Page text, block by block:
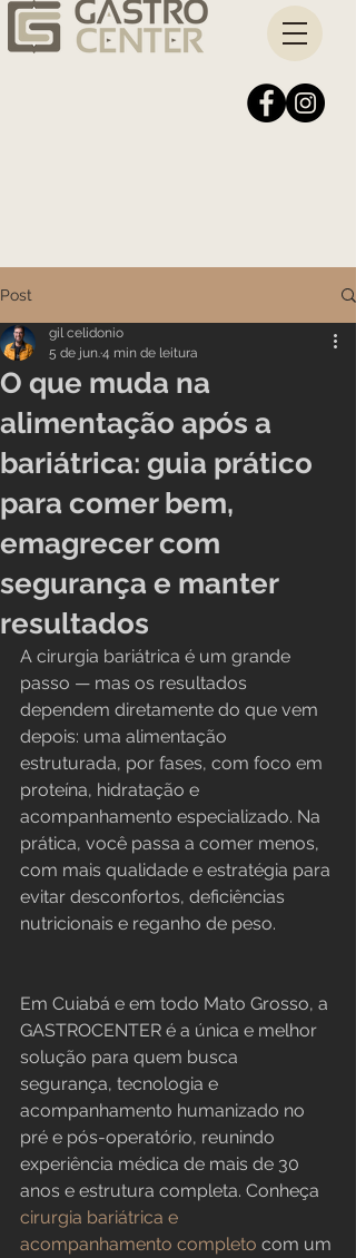
Post
O que muda na
alimentação após a
bariátrica: guia prático
para comer bem,
emagrecer com
segurança e manter
resultados
gil celidonio
5 de jun.4 min de leitura
A cirurgia bariátrica é um grande
passo — mas os resultados
dependem diretamente do que vem
depois: uma alimentação
estruturada, por fases, com foco em
proteína, hidratação e
acompanhamento especializado. Na
prática, você passa a comer menos,
com mais qualidade e estratégia para
evitar desconfortos, deficiências
nutricionais e reganho de peso.
Em Cuiabá e em todo Mato Grosso, a
GASTROCENTER é a única e melhor
solução para quem busca
segurança, tecnologia e
acompanhamento humanizado no
pré e pós-operatório, reunindo
experiência médica de mais de 30
anos e estrutura completa. Conheça
cirurgia bariátrica e
acompanhamento completo com um